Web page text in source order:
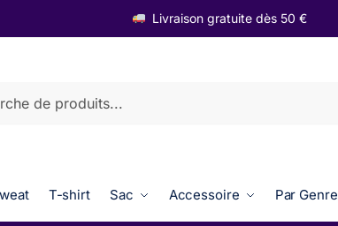
Livraison gratuite dès 50 €
T-shirt Sac Accessoire Par Genre